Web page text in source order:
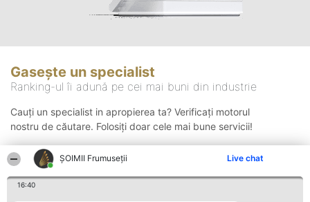
ȘOIMII Frumuseții Live chat
16:40
Gasește un specialist
Ranking-ul îi adună pe cei mai buni din industrie
Cauți un specialist in apropierea ta? Verificați motorul
nostru de căutare. Folosiți doar cele mai bune servicii!